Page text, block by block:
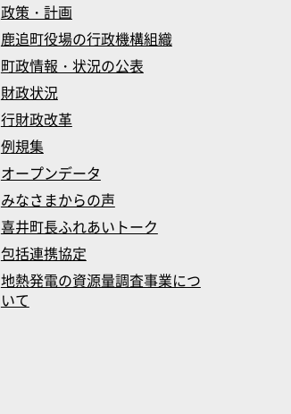
政策・計画
鹿追町役場の行政機構組織
町政情報・状況の公表
財政状況
行財政改革
例規集
オープンデータ
みなさまからの声
喜井町長ふれあいトーク
包括連携協定
地熱発電の資源量調査事業につ
いて